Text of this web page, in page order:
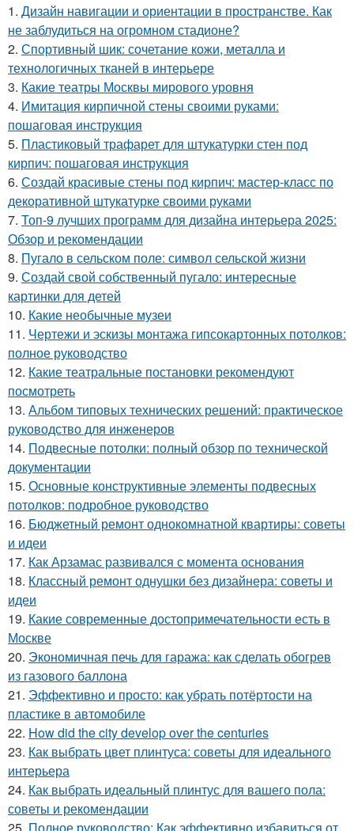
1. Дизайн навигации и ориентации в пространстве. Как
не заблудиться на огромном стадионе?
2. Спортивный шик: сочетание кожи, металла и
технологичных тканей в интерьере
3. Какие театры Москвы мирового уровня
4. Имитация кирпичной стены своими руками:
пошаговая инструкция
5. Пластиковый трафарет для штукатурки стен под
кирпич: пошаговая инструкция
6. Создай красивые стены под кирпич: мастер-класс по
декоративной штукатурке своими руками
7. Топ-9 лучших программ для дизайна интерьера 2025:
Обзор и рекомендации
8. Пугало в сельском поле: символ сельской жизни
9. Создай свой собственный пугало: интересные
картинки для детей
10. Какие необычные музеи
11. Чертежи и эскизы монтажа гипсокартонных потолков:
полное руководство
12. Какие театральные постановки рекомендуют
посмотреть
13. Альбом типовых технических решений: практическое
руководство для инженеров
14. Подвесные потолки: полный обзор по технической
документации
15. Основные конструктивные элементы подвесных
потолков: подробное руководство
16. Бюджетный ремонт однокомнатной квартиры: советы
и идеи
17. Как Арзамас развивался с момента основания
18. Классный ремонт однушки без дизайнера: советы и
идеи
19. Какие современные достопримечательности есть в
Москве
20. Экономичная печь для гаража: как сделать обогрев
из газового баллона
21. Эффективно и просто: как убрать потёртости на
пластике в автомобиле
22. How did the city develop over the centuries
23. Как выбрать цвет плинтуса: советы для идеального
интерьера
24. Как выбрать идеальный плинтус для вашего пола:
советы и рекомендации
25. Полное руководство: Как эффективно избавиться от